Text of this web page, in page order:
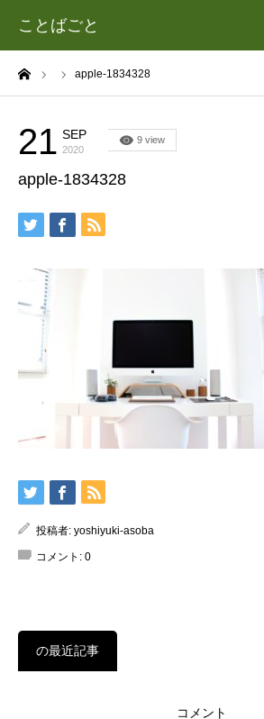
ことばごと
apple-1834328
21 SEP
2020
9 view
apple-1834328
投稿者: yoshiyuki-asoba
コメント: 0
の最近記事
コメント
ホーム
カテゴリー
遊場志善（あそば よしゆき）について